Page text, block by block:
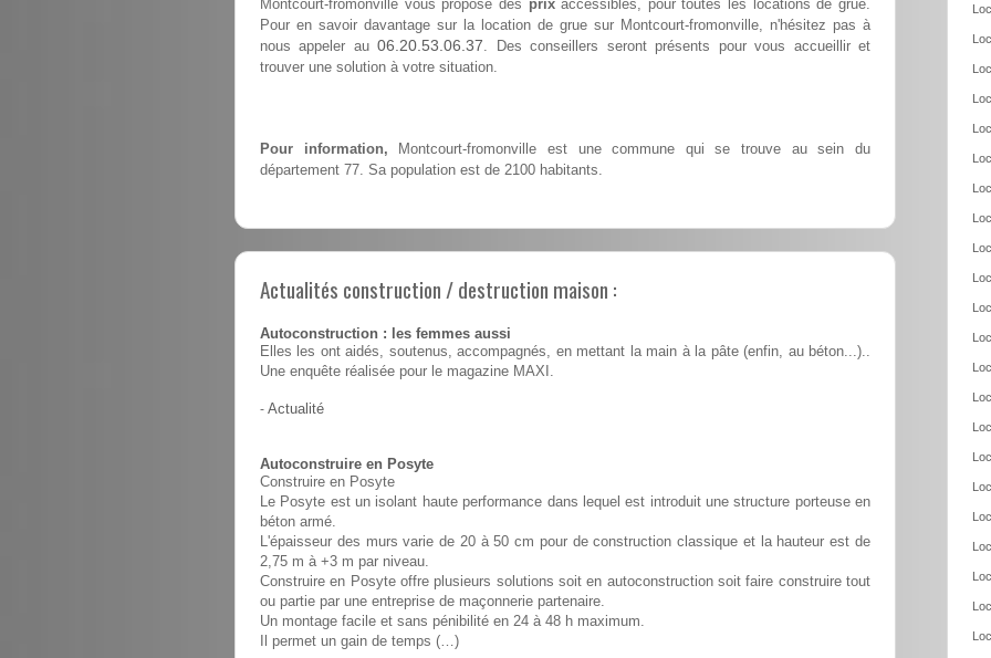
Montcourt-fromonville vous propose des prixaccessibles, pour toutes les locations de grue.
Pour en savoir davantage sur la location de grue sur Montcourt-fromonville, n'hésitez pas à
nous appeler au06.20.53.06.37. Des conseillers seront présents pour vous accueillir et
trouver une solution à votre situation.
Pour information, Montcourt-fromonville est une commune qui se trouve au sein du
département 77. Sa population est de 2100 habitants.
Actualités construction / destruction maison :
Autoconstruction : les femmes aussi
Elles les ont aidés, soutenus, accompagnés, en mettant la main à la pâte (enfin, au béton...)..
Une enquête réalisée pour le magazine MAXI.
- Actualité
Autoconstruire en Posyte
Construire en Posyte
Le Posyte est un isolant haute performance dans lequel est introduit une structure porteuse en
béton armé.
L'épaisseur des murs varie de 20 à 50 cm pour de construction classique et la hauteur est de
2,75 m à +3 m par niveau.
Construire en Posyte offre plusieurs solutions soit en autoconstruction soit faire construire tout
ou partie par une entreprise de maçonnerie partenaire.
Un montage facile et sans pénibilité en 24 à 48 h maximum.
Il permet un gain de temps (…)